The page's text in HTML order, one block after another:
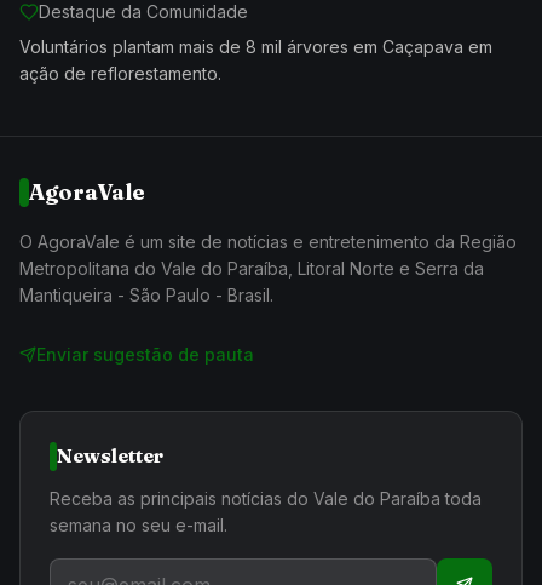
Destaque da Comunidade
Voluntários plantam mais de 8 mil árvores em Caçapava em
ação de reflorestamento.
AgoraVale
O AgoraVale é um site de notícias e entretenimento da Região
Metropolitana do Vale do Paraíba, Litoral Norte e Serra da
Mantiqueira - São Paulo - Brasil.
Enviar sugestão de pauta
Newsletter
Receba as principais notícias do Vale do Paraíba toda
semana no seu e-mail.